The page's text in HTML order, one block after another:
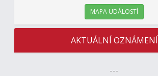
MAPA UDÁLOSTÍ
AKTUÁLNÍ OZNÁMENÍ
---